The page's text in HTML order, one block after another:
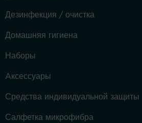
Дезинфекция / очистка
Домашняя гигиена
Наборы
Aксессуары
Средства индивидуальной защиты
Салфетка микрофибра